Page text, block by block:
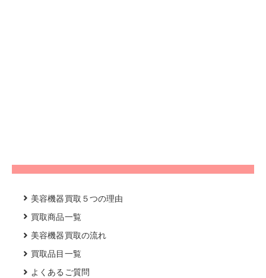
美容機器買取５つの理由
買取商品一覧
美容機器買取の流れ
買取品目一覧
よくあるご質問